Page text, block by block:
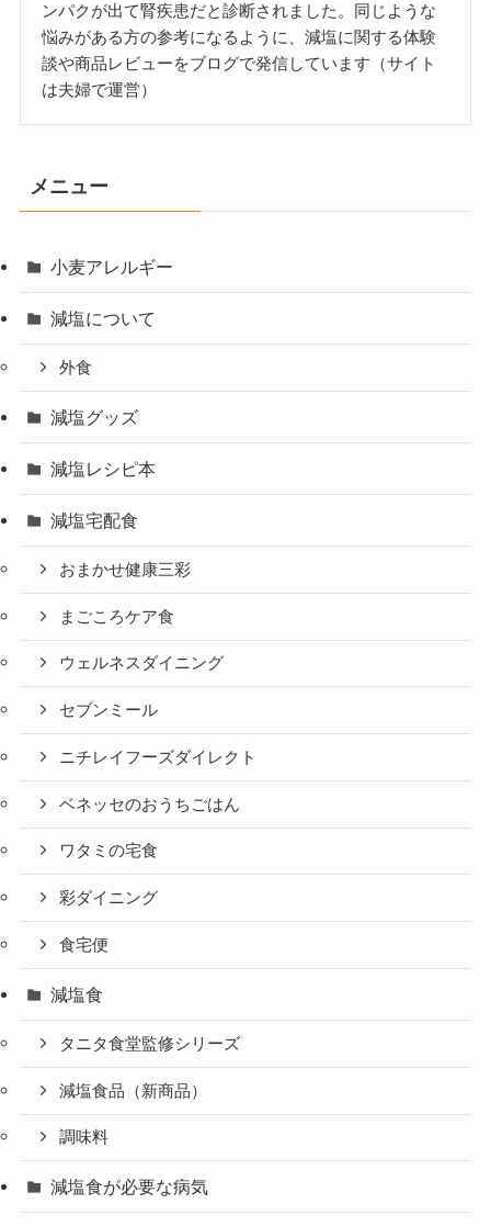
ンパクが出て腎疾患だと診断されました。同じような
悩みがある方の参考になるように、減塩に関する体験
談や商品レビューをブログで発信しています（サイト
は夫婦で運営）
メニュー
小麦アレルギー
減塩について
外食
減塩グッズ
減塩レシピ本
減塩宅配食
おまかせ健康三彩
まごころケア食
ウェルネスダイニング
セブンミール
ニチレイフーズダイレクト
ベネッセのおうちごはん
ワタミの宅食
彩ダイニング
食宅便
減塩食
タニタ食堂監修シリーズ
減塩食品（新商品）
調味料
減塩食が必要な病気